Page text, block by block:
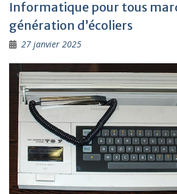
Informatique pour tous
génération d’écoliers
27 janvier 2025